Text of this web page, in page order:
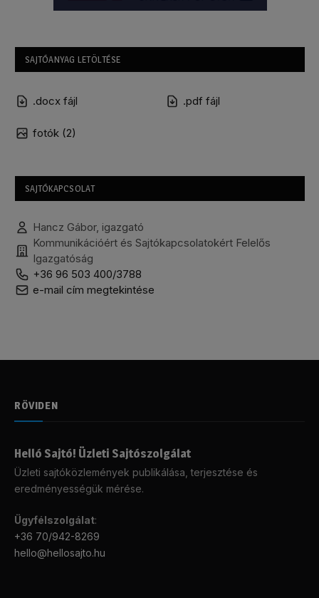
SAJTÓANYAG LETÖLTÉSE
.docx fájl .pdf fájl
fotók (2)
SAJTÓKAPCSOLAT
Hancz Gábor, igazgató
Kommunikációért és Sajtókapcsolatokért Felelős
Igazgatóság
+36 96 503 400/3788
e-mail cím megtekintése
RÖVIDEN
Helló Sajtó! Üzleti Sajtószolgálat
Üzleti sajtóközlemények publikálása, terjesztése és
eredményességük mérése.
Ügyfélszolgálat:
+36 70/942-8269
hello@hellosajto.hu